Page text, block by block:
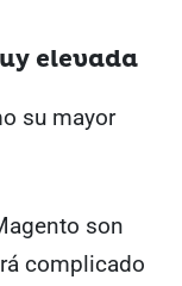
elevada
su mayor
son
complicado